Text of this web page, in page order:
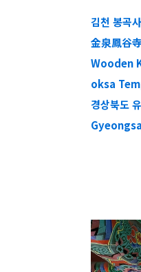
김천 봉곡
金泉鳳谷
Wooden
oksa
경상북도